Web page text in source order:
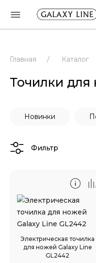
Главная / Каталог
Точилки для
Фильтр
Новинки
Электрическая точилка
для ножей Galaxy Line
GL2442